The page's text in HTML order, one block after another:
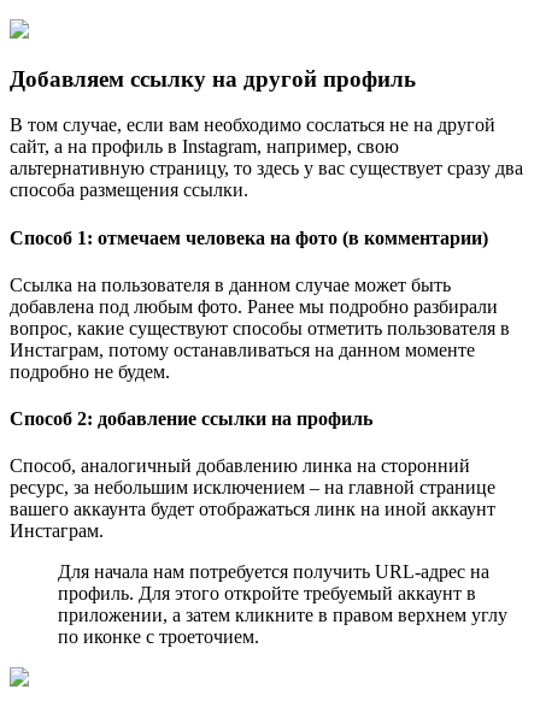
Добавляем ссылку на другой профиль
В том случае, если вам необходимо сослаться не на другой
сайт, а на профиль в Instagram, например, свою
альтернативную страницу, то здесь у вас существует сразу два
способа размещения ссылки.
Способ 1: отмечаем человека на фото (в комментарии)
Ссылка на пользователя в данном случае может быть
добавлена под любым фото. Ранее мы подробно разбирали
вопрос, какие существуют способы отметить пользователя в
Инстаграм, потому останавливаться на данном моменте
подробно не будем.
Способ 2: добавление ссылки на профиль
Способ, аналогичный добавлению линка на сторонний
ресурс, за небольшим исключением – на главной странице
вашего аккаунта будет отображаться линк на иной аккаунт
Инстаграм.
Для начала нам потребуется получить URL-адрес на
профиль. Для этого откройте требуемый аккаунт в
приложении, а затем кликните в правом верхнем углу
по иконке с троеточием.